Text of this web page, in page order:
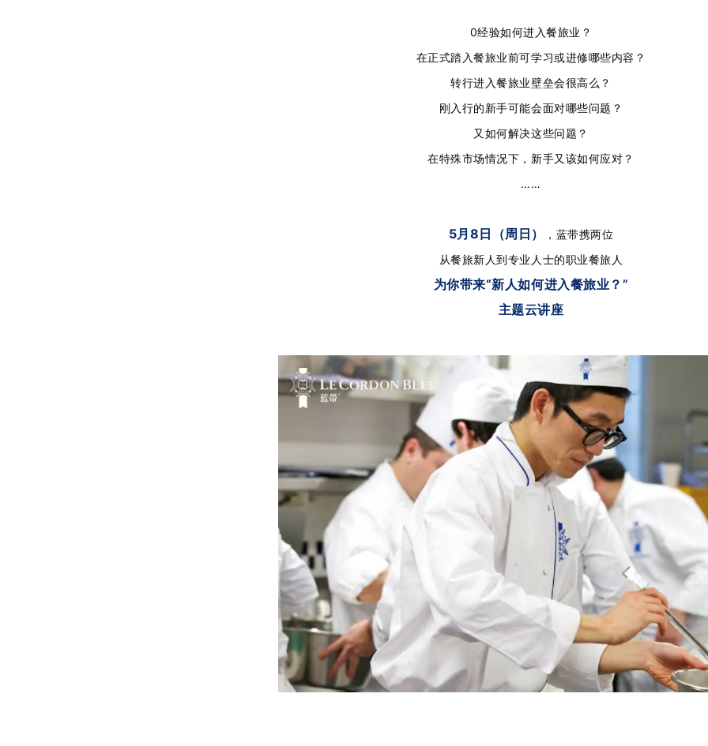
0经验如何进入餐旅业？
在正式踏入餐旅业前可学习或进修哪些内容？
转行进入餐旅业壁垒会很高么？
刚入行的新手可能会面对哪些问题？
又如何解决这些问题？
在特殊市场情况下，新手又该如何应对？
……
5月8日（周日） ， 蓝带携两位
从餐旅新人到专业人士的职业餐旅人
为你带来“新人如何进入餐旅业？”
主题云讲座